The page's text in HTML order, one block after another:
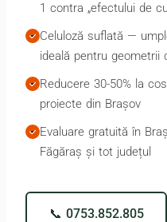
1 contra „efectului de
Celuloză suflată —
ideală pentru geometrii
Reducere 30-50% la
proiecte din Brașov
Evaluare gratuită în
Făgăraș și tot județul
📞 0753.852.805